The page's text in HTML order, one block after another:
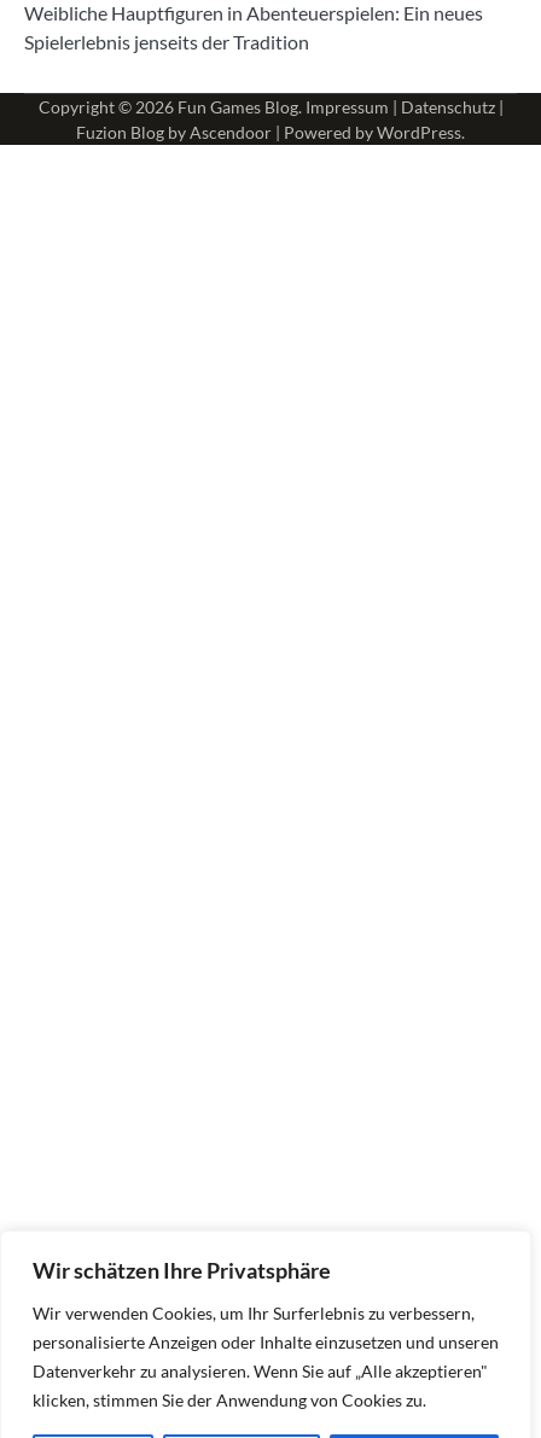
Wir schätzen Ihre Privatsphäre
Wir verwenden Cookies, um Ihr Surferlebnis zu verbessern,
personalisierte Anzeigen oder Inhalte einzusetzen und unseren
Datenverkehr zu analysieren. Wenn Sie auf „Alle akzeptieren"
klicken, stimmen Sie der Anwendung von Cookies zu.
Weibliche Hauptfiguren in Abenteuerspielen: Ein neues
Spielerlebnis jenseits der Tradition
Copyright © 2026 Fun Games Blog. Impressum | Datenschutz|
Fuzion Blog byAscendoor | Powered byWordPress.